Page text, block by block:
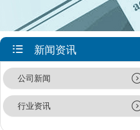
新闻资讯
公司新闻
行业资讯